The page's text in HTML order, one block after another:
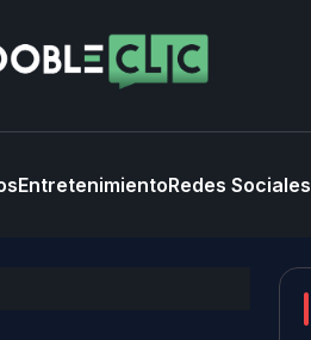
EntretenimientoRedes Sociales